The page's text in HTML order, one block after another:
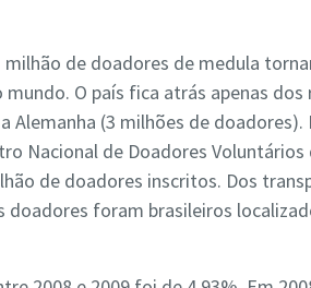
de doadores de medula
O país fica atrás apenas
(3 milhões de doadores).
Nacional de Doadores Voluntários
de doadores inscritos. Dos
doadores foram brasileiros